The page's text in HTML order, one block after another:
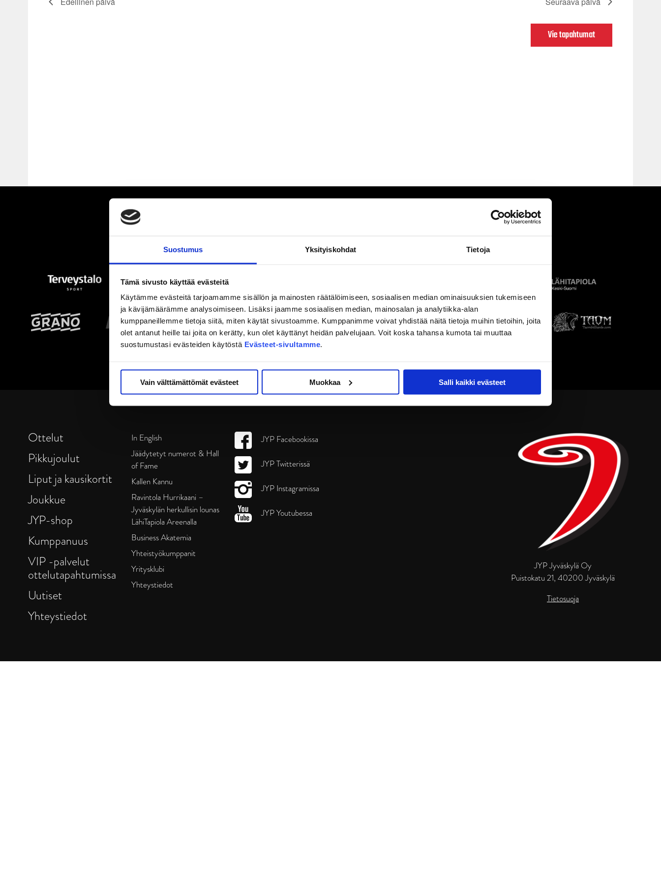
Suostumus Yksityiskohdat Tietoja
Tämä sivusto käyttää evästeitä
Käytämme evästeitä tarjoamamme sisällön ja mainosten räätälöimiseen, sosiaalisen median ominaisuuksien tukemiseen
ja kävijämäärämme analysoimiseen. Lisäksi jaamme sosiaalisen median, mainosalan ja analytiikka-alan
kumppaneillemme tietoja siitä, miten käytät sivustoamme. Kumppanimme voivat yhdistää näitä tietoja muihin tietoihin, joita
olet antanut heille tai joita on kerätty, kun olet käyttänyt heidän palvelujaan. Voit koska tahansa kumota tai muuttaa
suostumustasi evästeiden käytöstä Evästeet-sivultamme.
Vain välttämättömät evästeet Muokkaa Salli kaikki evästeet
Vie tapahtumat
JYP Jyväskylä Oy
Puistokatu 21, 40200 Jyväskylä
Tietosuoja
Ottelut
Pikkujoulut
Liput ja kausikortit
Joukkue
JYP-shop
Kumppanuus
VIP -palvelut
ottelutapahtumissa
Uutiset
Yhteystiedot
In English
Jäädytetyt numerot & Hall
of Fame
Kallen Kannu
Ravintola Hurrikaani –
Jyväskylän herkullisin lounas
LähiTapiola Areenalla
Business Akatemia
Yhteistyökumppanit
Yritysklubi
Yhteystiedot
JYP Facebookissa
JYP Twitterissä
JYP Instagramissa
JYP Youtubessa